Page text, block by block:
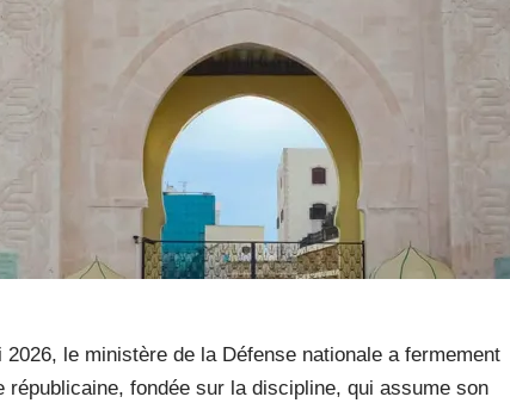
le ministère de la Défense nationale a fermement
républicaine, fondée sur la discipline, qui assume son